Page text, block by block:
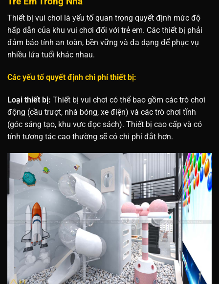
Thiết bị vui chơi là yếu tố quan trọng quyết định mức độ
hấp dẫn của khu vui chơi đối với trẻ em. Các thiết bị phải
đảm bảo tính an toàn, bền vững và đa dạng để phục vụ
nhiều lứa tuổi khác nhau.
Các yếu tố quyết định chi phí thiết bị:
Loại thiết bị: Thiết bị vui chơi có thể bao gồm các trò chơi
động (cầu trượt, nhà bóng, xe điện) và các trò chơi tĩnh
(góc sáng tạo, khu vực đọc sách). Thiết bị cao cấp và có
tính tương tác cao thường sẽ có chi phí đắt hơn.